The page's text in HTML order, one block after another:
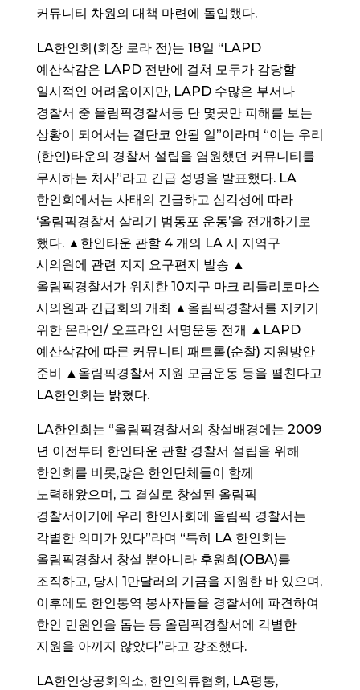
커뮤니티 차원의 대책 마련에 돌입했다.
LA한인회(회장 로라 전)는 18일 “LAPD
예산삭감은 LAPD 전반에 걸쳐 모두가 감당할
일시적인 어려움이지만, LAPD 수많은 부서나
경찰서 중 올림픽경찰서등 단 몇곳만 피해를 보는
상황이 되어서는 결단코 안될 일”이라며 “이는 우리
(한인)타운의 경찰서 설립을 염원했던 커뮤니티를
무시하는 처사”라고 긴급 성명을 발표했다. LA
한인회에서는 사태의 긴급하고 심각성에 따라
‘올림픽경찰서 살리기 범동포 운동’을 전개하기로
했다. ▲한인타운 관할 4 개의 LA 시 지역구
시의원에 관련 지지 요구편지 발송 ▲
올림픽경찰서가 위치한 10지구 마크 리들리토마스
시의원과 긴급회의 개최 ▲올림픽경찰서를 지키기
위한 온라인/ 오프라인 서명운동 전개 ▲LAPD
예산삭감에 따른 커뮤니티 패트롤(순찰) 지원방안
준비 ▲올림픽경찰서 지원 모금운동 등을 펼친다고
LA한인회는 밝혔다.
LA한인회는 “올림픽경찰서의 창설배경에는 2009
년 이전부터 한인타운 관할 경찰서 설립을 위해
한인회를 비롯,많은 한인단체들이 함께
노력해왔으며, 그 결실로 창설된 올림픽
경찰서이기에 우리 한인사회에 올림픽 경찰서는
각별한 의미가 있다”라며 “특히 LA 한인회는
올림픽경찰서 창설 뿐아니라 후원회(OBA)를
조직하고, 당시 1만달러의 기금을 지원한 바 있으며,
이후에도 한인통역 봉사자들을 경찰서에 파견하여
한인 민원인을 돕는 등 올림픽경찰서에 각별한
지원을 아끼지 않았다”라고 강조했다.
LA한인상공회의소, 한인의류협회, LA평통,